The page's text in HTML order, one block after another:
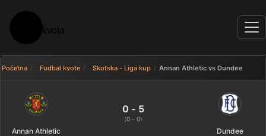
Početna Fudbal kvote Skotska - Liga kup Annan Athletic vs Dundee
Annan Athletic 0 - 5 Dundee
Annan Athletic
0 - 5
(0 - 0)
Dundee